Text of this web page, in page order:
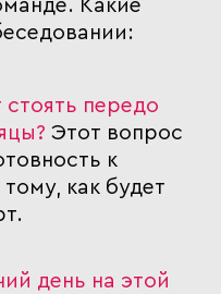
Какие
стоять передо
Этот вопрос
к
как будет
день на этой